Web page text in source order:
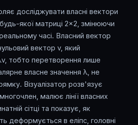
досліджувати власні вектори
якої матриці 2×2, змінюючи
часі. Власний вектор
вектор v, який
тобто перетворення лише
власне значення λ, не
Візуалізатор розв'язує
малює лінії власних
сітці та показує, як
деформується в еліпс, головні